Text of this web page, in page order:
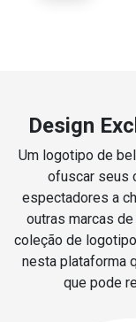
Design
Um logotipo de
ofuscar seus
espectadores a
outras marcas
coleção de
nesta plataforma
que pode